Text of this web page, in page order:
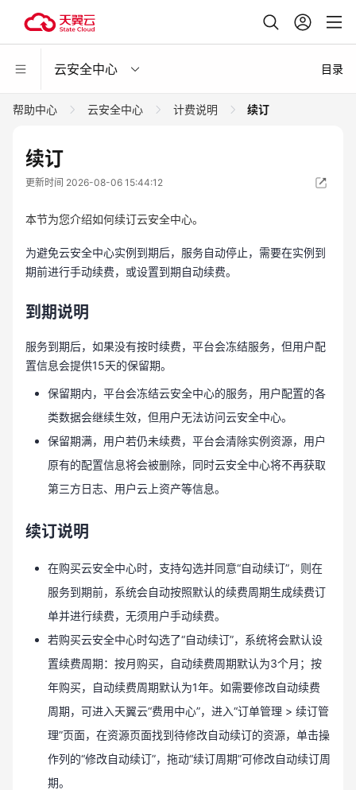
云安全中心 目录
帮助中心 云安全中心 计费说明 续订
续订
更新时间 2026-08-06 15:44:12
本节为您介绍如何续订云安全中心。
为避免云安全中心实例到期后，服务自动停止，需要在实例到
期前进行手动续费，或设置到期自动续费。
到期说明
服务到期后，如果没有按时续费，平台会冻结服务，但用户配
置信息会提供15天的保留期。
保留期内，平台会冻结云安全中心的服务，用户配置的各
类数据会继续生效，但用户无法访问云安全中心。
保留期满，用户若仍未续费，平台会清除实例资源，用户
原有的配置信息将会被删除，同时云安全中心将不再获取
第三方日志、用户云上资产等信息。
续订说明
在购买云安全中心时，支持勾选并同意“自动续订”，则在
服务到期前，系统会自动按照默认的续费周期生成续费订
单并进行续费，无须用户手动续费。
若购买云安全中心时勾选了“自动续订”，系统将会默认设
置续费周期：按月购买，自动续费周期默认为3个月；按
年购买，自动续费周期默认为1年。如需要修改自动续费
周期，可进入天翼云“费用中心”，进入“订单管理 > 续订管
理”页面，在资源页面找到待修改自动续订的资源，单击操
作列的“修改自动续订”，拖动“续订周期”可修改自动续订周
期。